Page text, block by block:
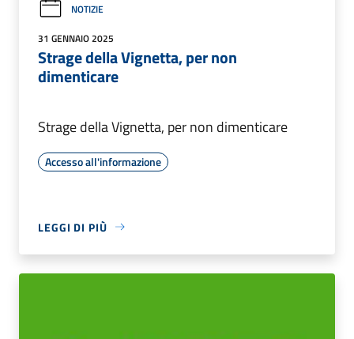
NOTIZIE
31 GENNAIO 2025
Strage della Vignetta, per non
dimenticare
Strage della Vignetta, per non dimenticare
Accesso all'informazione
LEGGI DI PIÙ